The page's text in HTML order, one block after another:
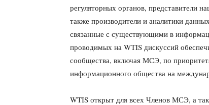
регуляторных органов, представители
также производители и аналитики
связанные с существующими в
проводимых на WTIS дискуссий
сообщества, включая МСЭ, по
информационного общества на
WTIS открыт для всех Членов МСЭ, а